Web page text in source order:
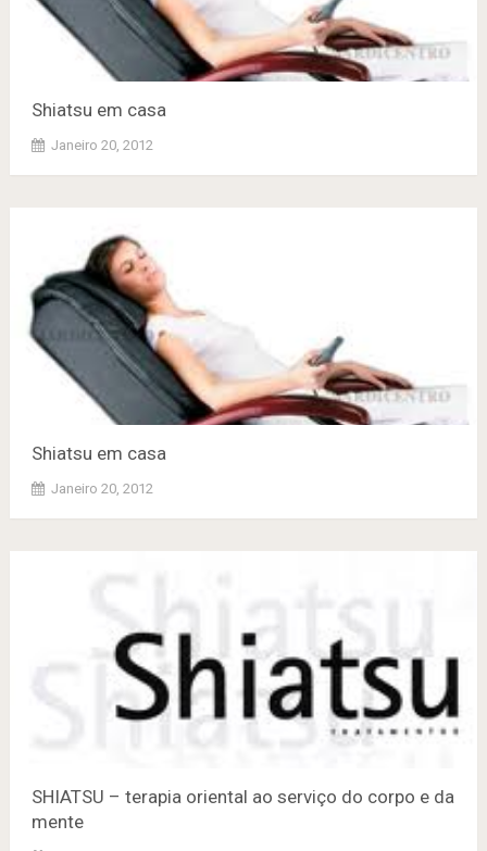
Shiatsu em casa
Janeiro 20, 2012
Shiatsu em casa
Janeiro 20, 2012
SHIATSU – terapia oriental ao serviço do corpo e da
mente